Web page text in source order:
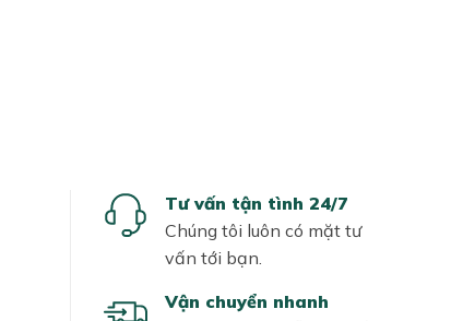
Tư vấn tận tình 24/7
Chúng tôi luôn có mặt tư
vấn tới bạn.
Vận chuyển nhanh